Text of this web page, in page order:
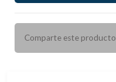
Comparte este producto